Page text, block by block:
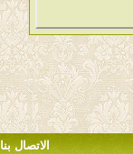
الاتصال بنا